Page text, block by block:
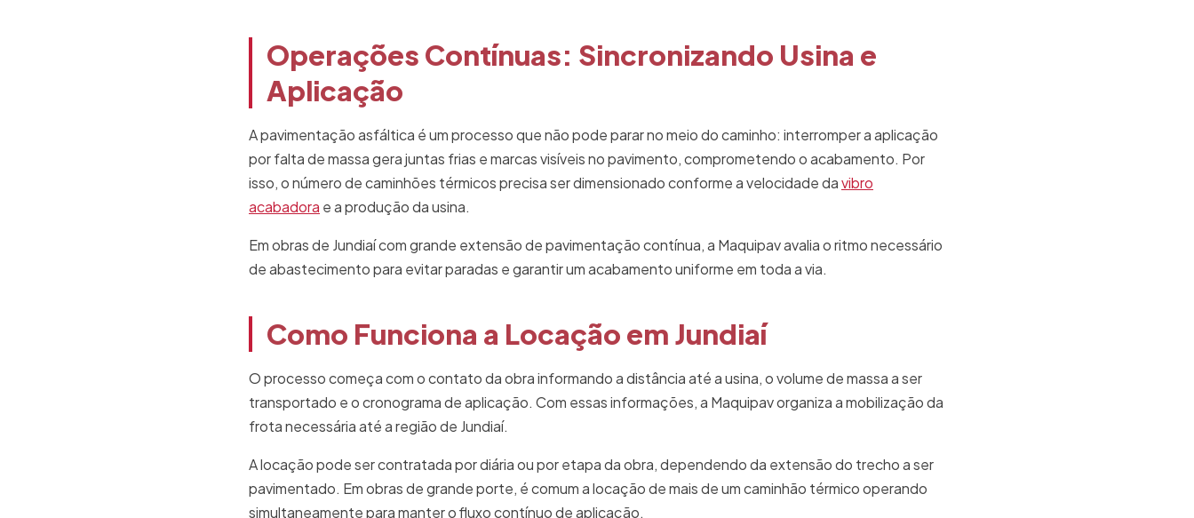
Operações Contínuas: Sincronizando Usina e
Aplicação
A pavimentação asfáltica é um processo que não pode parar no meio do caminho: interromper a aplicação
por falta de massa gera juntas frias e marcas visíveis no pavimento, comprometendo o acabamento. Por
isso, o número de caminhões térmicos precisa ser dimensionado conforme a velocidade davibro
acabadora e a produção da usina.
Em obras de Jundiaí com grande extensão de pavimentação contínua, a Maquipav avalia o ritmo necessário
de abastecimento para evitar paradas e garantir um acabamento uniforme em toda a via.
Como Funciona a Locação em Jundiaí
O processo começa com o contato da obra informando a distância até a usina, o volume de massa a ser
transportado e o cronograma de aplicação. Com essas informações, a Maquipav organiza a mobilização da
frota necessária até a região de Jundiaí.
A locação pode ser contratada por diária ou por etapa da obra, dependendo da extensão do trecho a ser
pavimentado. Em obras de grande porte, é comum a locação de mais de um caminhão térmico operando
simultaneamente para manter o fluxo contínuo de aplicação.